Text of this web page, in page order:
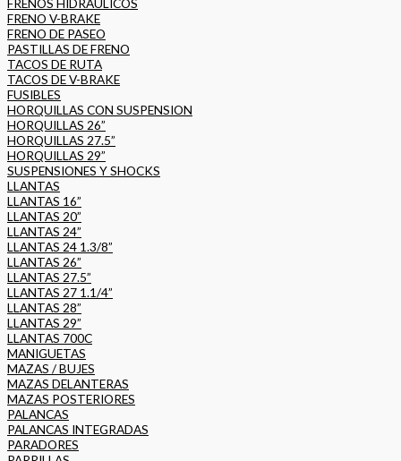
FRENOS HIDRAULICOS
FRENO V-BRAKE
FRENO DE PASEO
PASTILLAS DE FRENO
TACOS DE RUTA
TACOS DE V-BRAKE
FUSIBLES
HORQUILLAS CON SUSPENSION
HORQUILLAS 26”
HORQUILLAS 27.5”
HORQUILLAS 29”
SUSPENSIONES Y SHOCKS
LLANTAS
LLANTAS 16”
LLANTAS 20”
LLANTAS 24”
LLANTAS 24 1.3/8”
LLANTAS 26”
LLANTAS 27.5”
LLANTAS 27 1.1/4”
LLANTAS 28”
LLANTAS 29”
LLANTAS 700C
MANIGUETAS
MAZAS / BUJES
MAZAS DELANTERAS
MAZAS POSTERIORES
PALANCAS
PALANCAS INTEGRADAS
PARADORES